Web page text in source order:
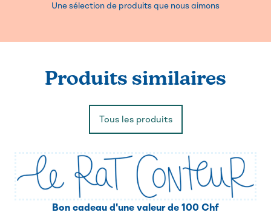
Une sélection de produits que nous aimons
Produits similaires
Tous les produits
Bon cadeau d'une valeur de 100 Chf